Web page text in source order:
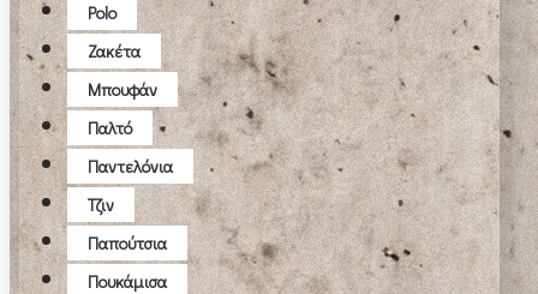
Polo
Ζακέτα
Μπουφάν
Παλτό
Παντελόνια
Τζιν
Παπούτσια
Πουκάμισα